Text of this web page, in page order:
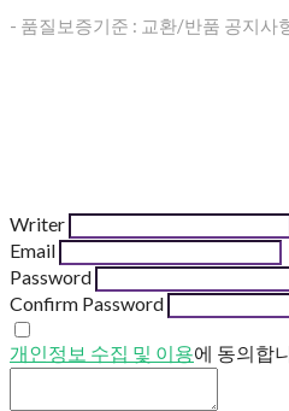
- 품질보증기준 : 교환/반품 공지사
Writer
Email
Password
Confirm Password
개인정보 수집 및 이용에 동의합